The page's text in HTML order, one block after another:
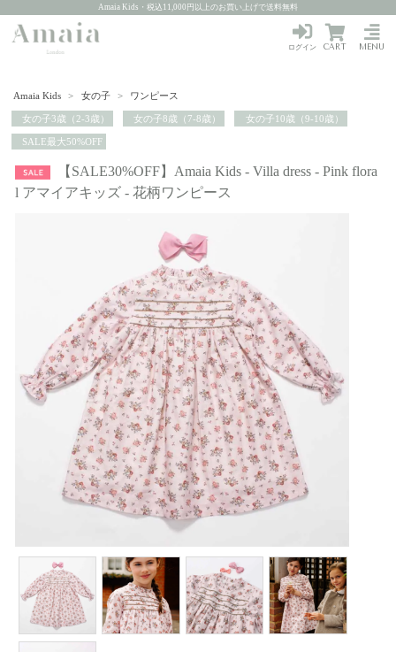
Amaia Kids・税込11,000円以上のお買い上げで送料無料
MENU
ログイン CART
Amaia Kids > 女の子 > ワンピース
女の子3歳（2-3歳） 女の子8歳（7-8歳） 女の子10歳（9-10歳）
SALE最大50%OFF
【SALE30%OFF】Amaia Kids - Villa dress - Pink flora
l アマイアキッズ - 花柄ワンピース